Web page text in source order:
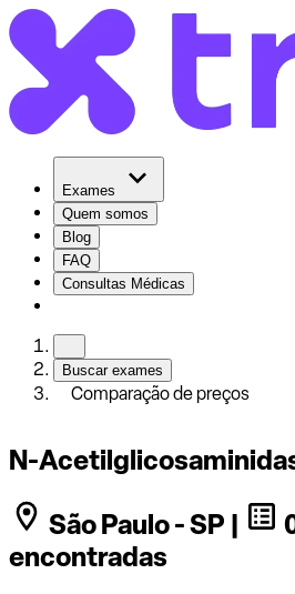
Exames
Quem somos
Blog
FAQ
Consultas Médicas
Buscar exames
Comparação de preços
N-
São Paulo - SP |
encontradas